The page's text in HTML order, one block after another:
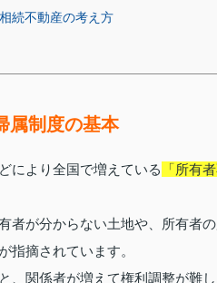
続不動産の考え方
属制度の基本
により全国で増えている 「所有
者が分からない土地や、所有者
指摘されています。
、関係者が増えて権利調整が難